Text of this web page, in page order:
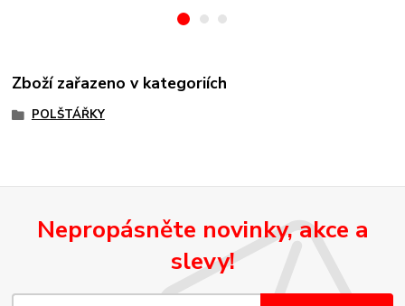
Zboží zařazeno v kategoriích
POLŠTÁŘKY
Nepropásněte novinky, akce a
slevy!